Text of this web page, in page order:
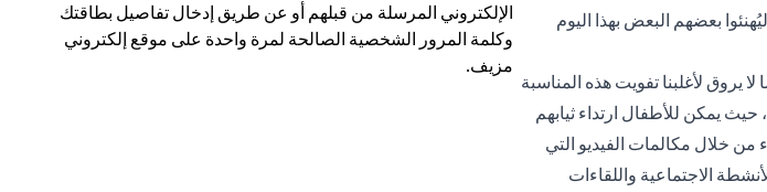
بعضهم البعض بهذا اليوم
أكثر. ربما لا يروق لأغلبنا تفويت هذه المناسبة
حيث يمكن للأطفال ارتداء ثيابهم
من خلال مكالمات الفيديو التي
الاجتماعية واللقاءات
الإلكتروني المرسلة من قبلهم أو عن طريق إدخال تفاصيل بطاقتك
وكلمة المرور الشخصية الصالحة لمرة واحدة على موقع إلكتروني
مزيف.